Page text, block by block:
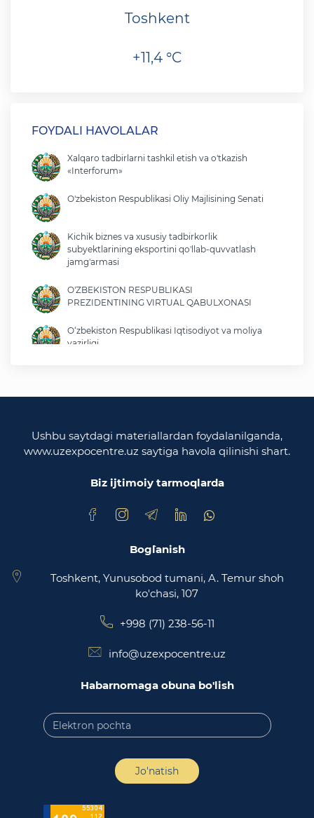
Toshkent
+11,4 °C
FOYDALI HAVOLALAR
Xalqaro tadbirlarni tashkil etish va o'tkazish
«Interforum»
O'zbekiston Respublikasi Oliy Majlisining Senati
Kichik biznes va xususiy tadbirkorlik
subyektlarining eksportini qo'llab-quvvatlash
jamg'armasi
O'ZBEKISTON RESPUBLIKASI
PREZIDENTINING VIRTUAL QABULXONASI
O‘zbekiston Respublikasi Iqtisodiyot va moliya
vazirligi
O‘zbekiston Respublikasi Adliya vazirligi
Trade Uzbekistan milliy eksportbop savdo
Ushbu saytdagi materiallardan foydalanilganda,
www.uzexpocentre.uz saytiga havola qilinishi shart.
Biz ijtimoiy tarmoqlarda
Bog`lanish
Toshkent, Yunusobod tumani, A. Temur shoh
ko'chasi, 107
+998 (71) 238-56-11
info@uzexpocentre.uz
Habarnomaga obuna bo'lish
Jo'natish